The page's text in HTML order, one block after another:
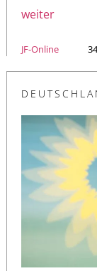
weiter
JF-Online 34